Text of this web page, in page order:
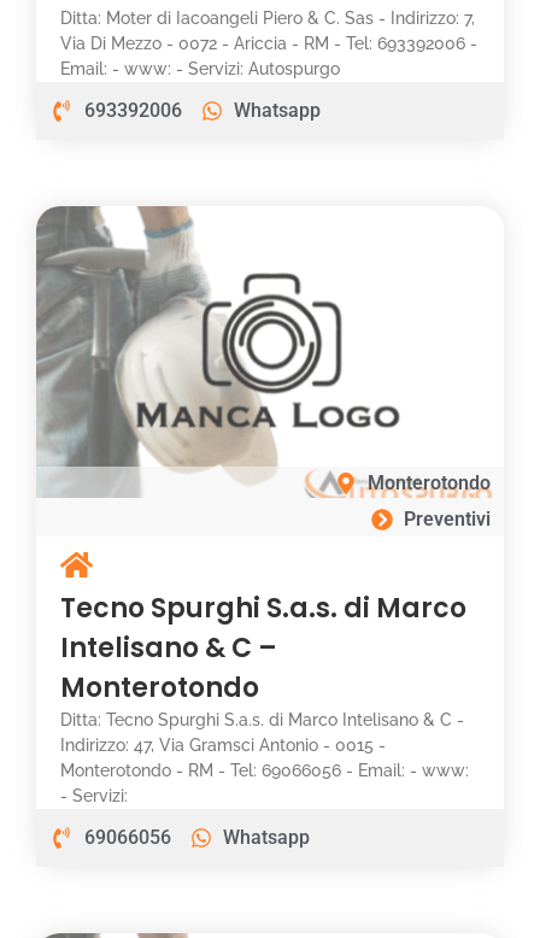
Ditta: Moter di Iacoangeli Piero & C. Sas - Indirizzo: 7,
Via Di Mezzo - 0072 - Ariccia - RM - Tel: 693392006 -
Email: - www: - Servizi: Autospurgo
693392006 Whatsapp
Monterotondo
Preventivi
Tecno Spurghi S.a.s. di Marco
Intelisano & C –
Monterotondo
Ditta: Tecno Spurghi S.a.s. di Marco Intelisano & C -
Indirizzo: 47, Via Gramsci Antonio - 0015 -
Monterotondo - RM - Tel: 69066056 - Email: - www:
- Servizi:
69066056 Whatsapp